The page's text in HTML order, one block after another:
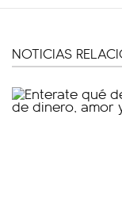
NOTICIAS